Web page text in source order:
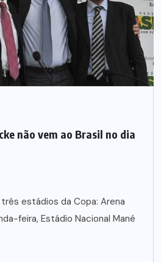
não vem ao Brasil no dia
três estádios da Copa: Arena
feira, Estádio Nacional Mané